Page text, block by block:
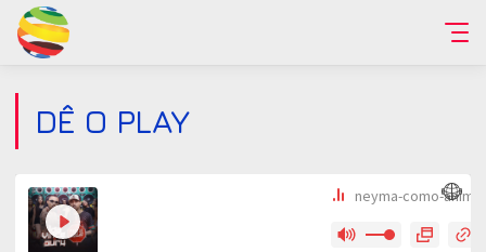
DÊ O PLAY